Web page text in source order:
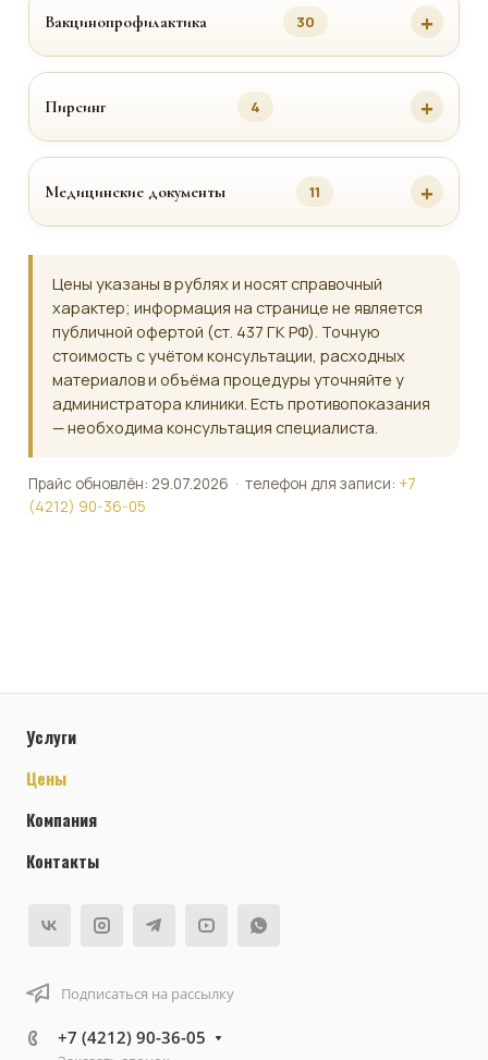
Вакцинопрофилактика 30
Пирсинг 4
Медицинские документы 11
Цены указаны в рублях и носят справочный
характер; информация на странице не является
публичной офертой (ст. 437 ГК РФ). Точную
стоимость с учётом консультации, расходных
материалов и объёма процедуры уточняйте у
администратора клиники. Есть противопоказания
— необходима консультация специалиста.
Прайс обновлён: 29.07.2026 · телефон для записи: +7
(4212) 90-36-05
Услуги
Цены
Компания
Контакты
Подписаться на рассылку
+7 (4212) 90-36-05